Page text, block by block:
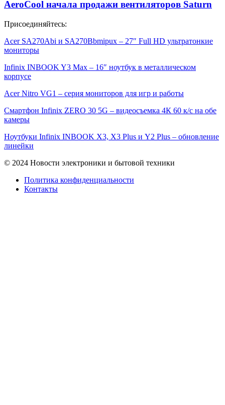
AeroCool начала продажи вентиляторов Saturn
Присоединяйтесь:
Acer SA270Abi и SA270Bbmipux – 27″ Full HD ультратонкие
мониторы
Infinix INBOOK Y3 Max – 16″ ноутбук в металлическом
корпусе
Acer Nitro VG1 – серия мониторов для игр и работы
Смартфон Infinix ZERO 30 5G – видеосъемка 4К 60 к/с на обе
камеры
Ноутбуки Infinix INBOOK X3, X3 Plus и Y2 Plus – обновление
линейки
© 2024 Новости электроники и бытовой техники
Политика конфиденциальности
Контакты